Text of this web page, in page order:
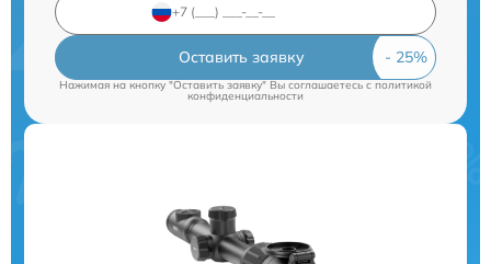
Оставить заявку
Нажимая на кнопку "Оставить заявку" Вы соглашаетесь cполитикой
конфиденциальности